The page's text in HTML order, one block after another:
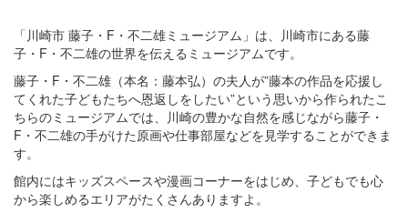
「川崎市 藤子・F・不二雄ミュージアム」は、川崎市にある藤
子・F・不二雄の世界を伝えるミュージアムです。
藤子・F・不二雄（本名：藤本弘）の夫人が”藤本の作品を応援し
てくれた子どもたちへ恩返しをしたい”という思いから作られたこ
ちらのミュージアムでは、川崎の豊かな自然を感じながら藤子・
F・不二雄の手がけた原画や仕事部屋などを見学することができま
す。
館内にはキッズスペースや漫画コーナーをはじめ、子どもでも心
から楽しめるエリアがたくさんありますよ。